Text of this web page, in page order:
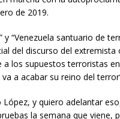
de 2019.
y “Venezuela santuario de
del discurso del extremista
a los supuestos terroristas
a acabar su reino del
López, y quiero adelantar
la semana que viene,